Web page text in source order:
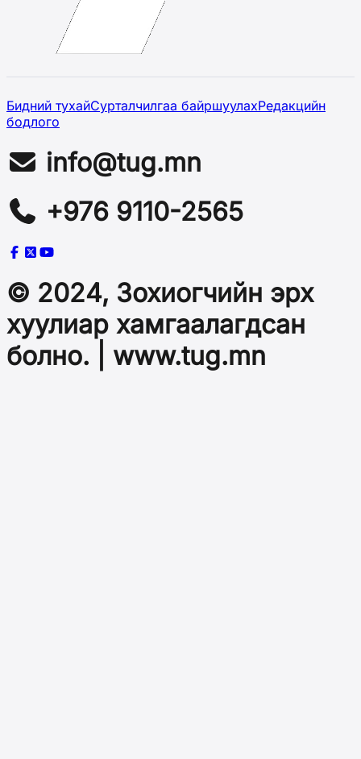
Бидний тухайСурталчилгаа байршуулахРедакцийн
бодлого
info@tug.mn
+976 9110-2565
© 2024, Зохиогчийн эрх
хуулиар хамгаалагдсан
болно. | www.tug.mn